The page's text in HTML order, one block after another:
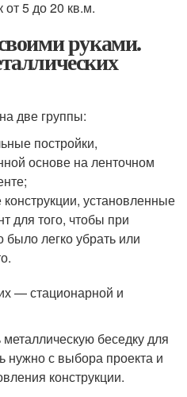
5 до 20 кв.м.
руками.
две группы:
постройки,
основе на ленточном
установленные
для того, чтобы при
легко убрать или
— стационарной и
беседку для
нужно с выбора проекта и
конструкции.